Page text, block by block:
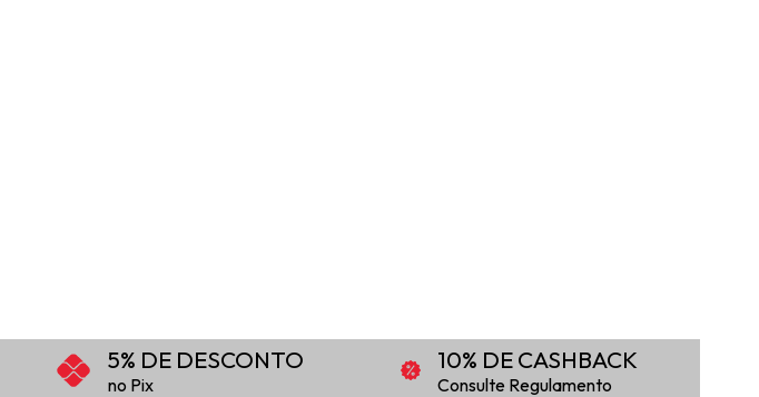
5% DE DESCONTO
no Pix
10% DE CASHBACK
Consulte Regulamento